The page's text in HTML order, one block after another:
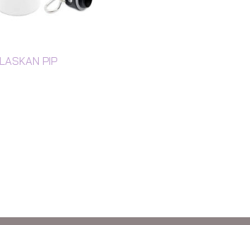
PIP